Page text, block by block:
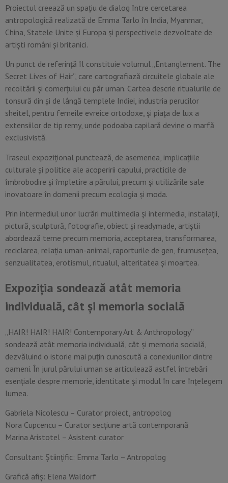
Proiectul creează un spațiu de dialog între cercetarea
antropologică realizată de Emma Tarlo în India, Myanmar,
China, Statele Unite și Europa și perspectivele dezvoltate de
artiști români și britanici.
Un punct de referință îl constituie volumul „Entanglement. The
Secret Lives of Hair”, care cartografiază circuitele globale ale
recoltării și comerțului cu păr uman. Cartea descrie ritualurile de
tonsură din și de lângă templele Indiei, industria perucilor
sheitel, pentru femeile evreice ortodoxe, și piața de lux a
extensiilor de tip remy, unde podoaba capilară devine o marfă
exclusivistă.
Traseul expozițional punctează, de asemenea, implicațiile
culturale și politice ale acoperirii capului, practicile de
îmbrobodire și împletire a părului, precum și utilizările sale
inovatoare în domenii precum ecologia și moda.
Prin intermediul unor lucrări multimedia și intermedia, instalații,
pictură, sculptură, fotografie, obiect și readymade, artiștii
abordează teme precum memoria, acceptarea, transformarea,
reciclarea, relația uman-animal, raporturile de gen, frumusețea,
senzualitatea, erotismul, ritualul, alteritatea și moartea.
Expoziția sondează atât memoria
individuală, cât și memoria socială
„HAIR! HAIR! HAIR! Contemporary Art & Anthropology”
sondează atât memoria individuală, cât și memoria socială,
dezvăluind o istorie mai puțin cunoscută a conexiunilor dintre
oameni. În jurul părului uman se articulează astfel întrebări
esențiale despre memorie, identitate și modul în care înțelegem
lumea.
Gabriela Nicolescu – Curator proiect, antropolog
Nora Cupcencu – Curator secțiune artă contemporană
Marina Aristotel – Asistent curator
Consultant Științific: Emma Tarlo – Antropolog
Grafică afiş: Elena Waldorf